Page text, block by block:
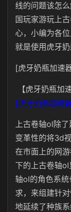
线的问题该怎
国玩家游玩上
心，小编为各
就是使用 虎牙
[虎牙奶瓶加速
【虎牙奶瓶加
[虎牙奶瓶加速
上古卷轴ol除
变革性的将3d
在市面上的网
下的上古卷轴ol
轴ol的角色系
求，来组建针
地延续了种族